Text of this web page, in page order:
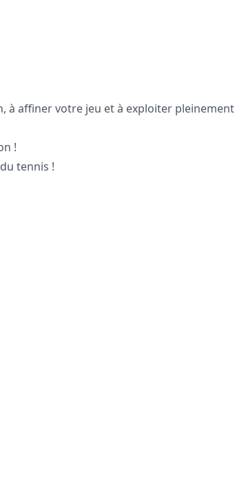
à affiner votre jeu et à exploiter pleinement
!
tennis !